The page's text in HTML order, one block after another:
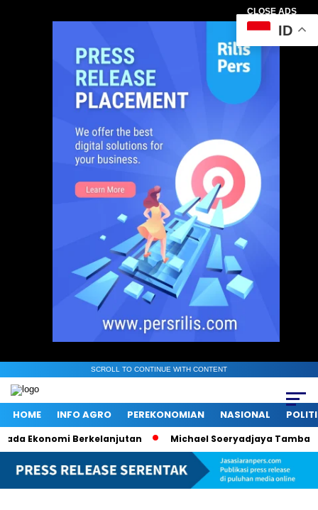
CLOSE ADS
SCROLL TO CONTINUE WITH CONTENT
HOME INFO AGRO PEREKONOMIAN NASIONAL
Ekonomi Berkelanjutan Michael Soeryadjaya Tambah
ID